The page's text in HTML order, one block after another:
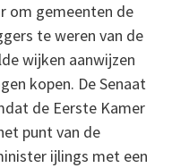
om gemeenten de
te weren van de
wijken aanwijzen
kopen. De Senaat
de Eerste Kamer
punt van de
ijlings met een